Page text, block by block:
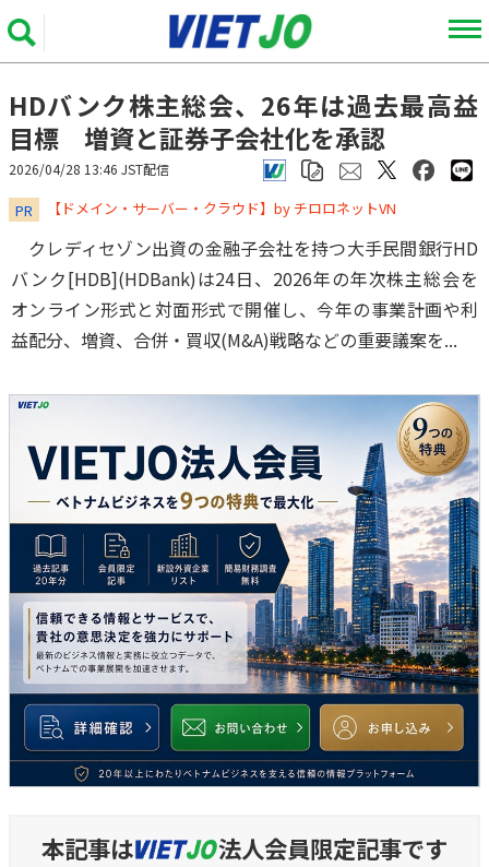
HDバンク株主総会、26年は過去最高益
目標 増資と証券子会社化を承認
2026/04/28 13:46 JST配信
PR ​​​​​​​【ドメイン・サーバー・クラウド】by チロロネットVN
クレディセゾン出資の金融子会社を持つ大手民間銀行HD
バンク[HDB](HDBank)は24日、2026年の年次株主総会を
オンライン形式と対面形式で開催し、今年の事業計画や利
益配分、増資、合併・買収(M&A)戦略などの重要議案を...
本記事は 法人会員限定記事です